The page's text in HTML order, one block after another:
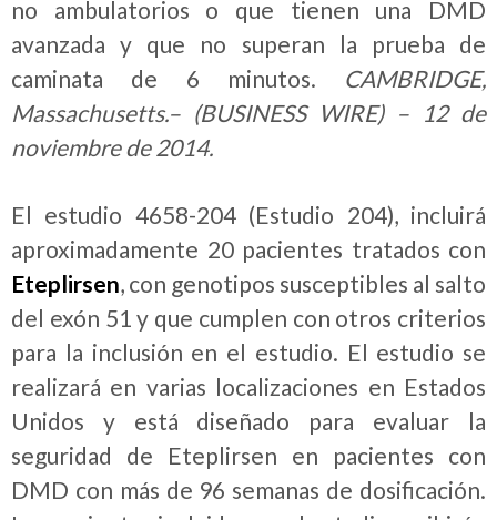
no ambulatorios o que tienen una DMD
avanzada y que no superan la prueba de
caminata de 6 minutos. CAMBRIDGE,
Massachusetts.– (BUSINESS WIRE) – 12 de
noviembre de 2014.
El estudio 4658-204 (Estudio 204), incluirá
aproximadamente 20 pacientes tratados con
Eteplirsen, con genotipos susceptibles al salto
del exón 51 y que cumplen con otros criterios
para la inclusión en el estudio. El estudio se
realizará en varias localizaciones en Estados
Unidos y está diseñado para evaluar la
seguridad de Eteplirsen en pacientes con
DMD con más de 96 semanas de dosificación.